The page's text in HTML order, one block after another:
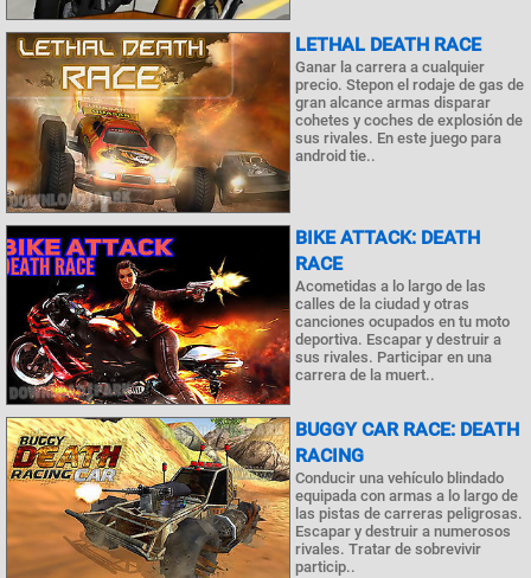
LETHAL DEATH RACE
Ganar la carrera a cualquier
precio. Stepon el rodaje de gas de
gran alcance armas disparar
cohetes y coches de explosión de
sus rivales. En este juego para
android tie..
BIKE ATTACK: DEATH
RACE
Acometidas a lo largo de las
calles de la ciudad y otras
canciones ocupados en tu moto
deportiva. Escapar y destruir a
sus rivales. Participar en una
carrera de la muert..
BUGGY CAR RACE: DEATH
RACING
Conducir una vehículo blindado
equipada con armas a lo largo de
las pistas de carreras peligrosas.
Escapar y destruir a numerosos
rivales. Tratar de sobrevivir
particip..